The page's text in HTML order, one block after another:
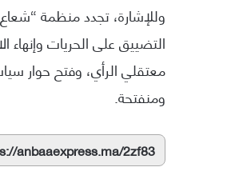
وللإشارة، تجدد منظمة
التضييق على الحريات
معتقلي الرأي، وفتح حوار
ومنفتحة.
anbaaexpress.ma/2zf83